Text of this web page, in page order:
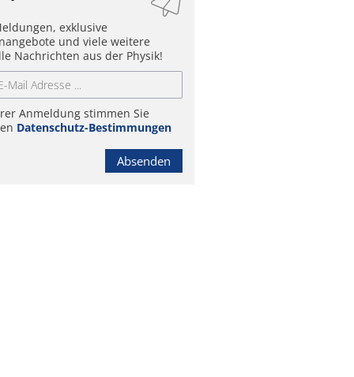
exklusive
und viele weitere
Nachrichten aus der Physik!
Anmeldung stimmen Sie
Datenschutz-Bestimmungen
Absenden